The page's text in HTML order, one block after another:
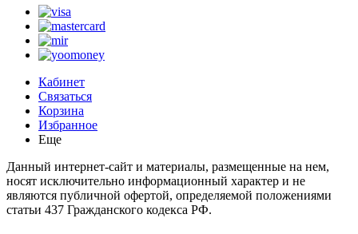
Кабинет
Связаться
Корзина
Избранное
Еще
Данный интернет-сайт и материалы, размещенные на нем,
носят исключительно информационный характер и не
являются публичной офертой, определяемой положениями
статьи 437 Гражданского кодекса РФ.